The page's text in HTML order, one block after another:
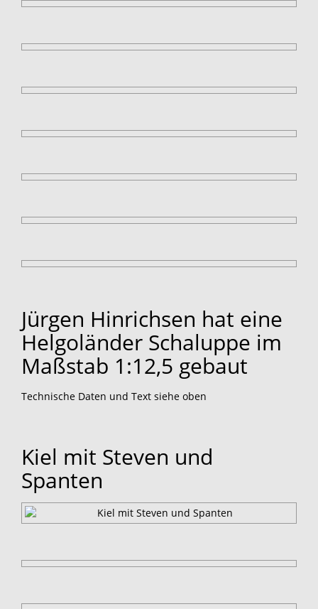
Jürgen Hinrichsen hat eine
Helgoländer Schaluppe im
Maßstab 1:12,5 gebaut
Technische Daten und Text siehe oben
Kiel mit Steven und
Spanten